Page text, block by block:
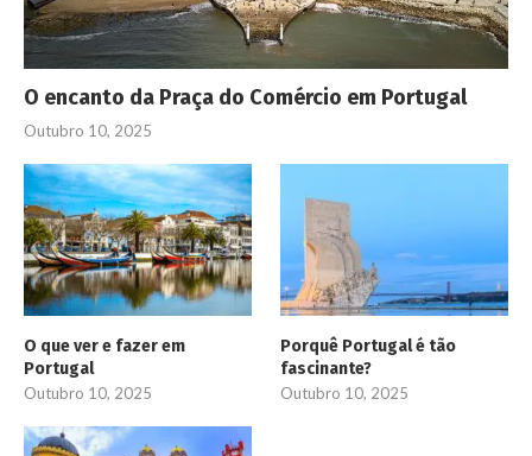
O encanto da Praça do Comércio em Portugal
Outubro 10, 2025
O que ver e fazer em
Portugal
Outubro 10, 2025
Porquê Portugal é tão
fascinante?
Outubro 10, 2025